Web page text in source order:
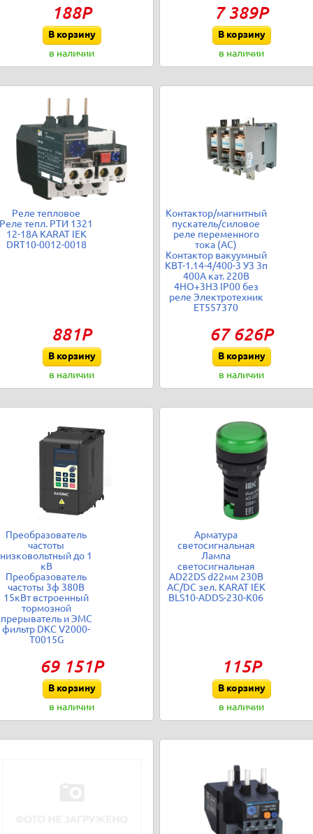
188Р
В корзину
в наличии
7 389Р
В корзину
в наличии
Реле тепловое
Реле тепл. РТИ 1321
12-18А KARAT IEK
DRT10-0012-0018
881Р
В корзину
в наличии
Контактор/магнитный
пускатель/силовое
реле переменного
тока (АС)
Контактор вакуумный
КВТ-1.14-4/400-3 У3 3п
400А кат. 220В
4НО+3НЗ IP00 без
реле Электротехник
ET557370
67 626Р
В корзину
в наличии
Преобразователь
частоты
низковольтный до 1
кВ
Преобразователь
частоты 3ф 380В
15кВт встроенный
тормозной
прерыватель и ЭМС
фильтр DKC V2000-
T0015G
69 151Р
В корзину
в наличии
Арматура
светосигнальная
Лампа
светосигнальная
AD22DS d22мм 230В
AC/DC зел. KARAT IEK
BLS10-ADDS-230-K06
115Р
В корзину
в наличии